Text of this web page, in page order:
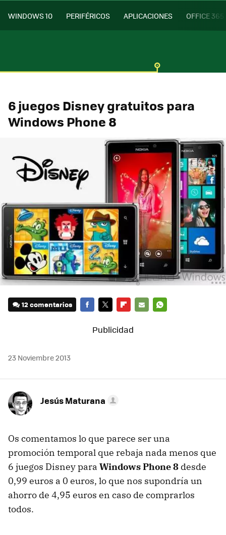
WINDOWS 10 PERIFÉRICOS APLICACIONES OFFICE 365
6 juegos Disney gratuitos para
Windows Phone 8
12 comentarios
23 Noviembre 2013
Jesús Maturana
Os comentamos lo que parece ser una
promoción temporal que rebaja nada menos que
6 juegos Disney para Windows Phone 8 desde
0,99 euros a 0 euros, lo que nos supondría un
ahorro de 4,95 euros en caso de comprarlos
todos.